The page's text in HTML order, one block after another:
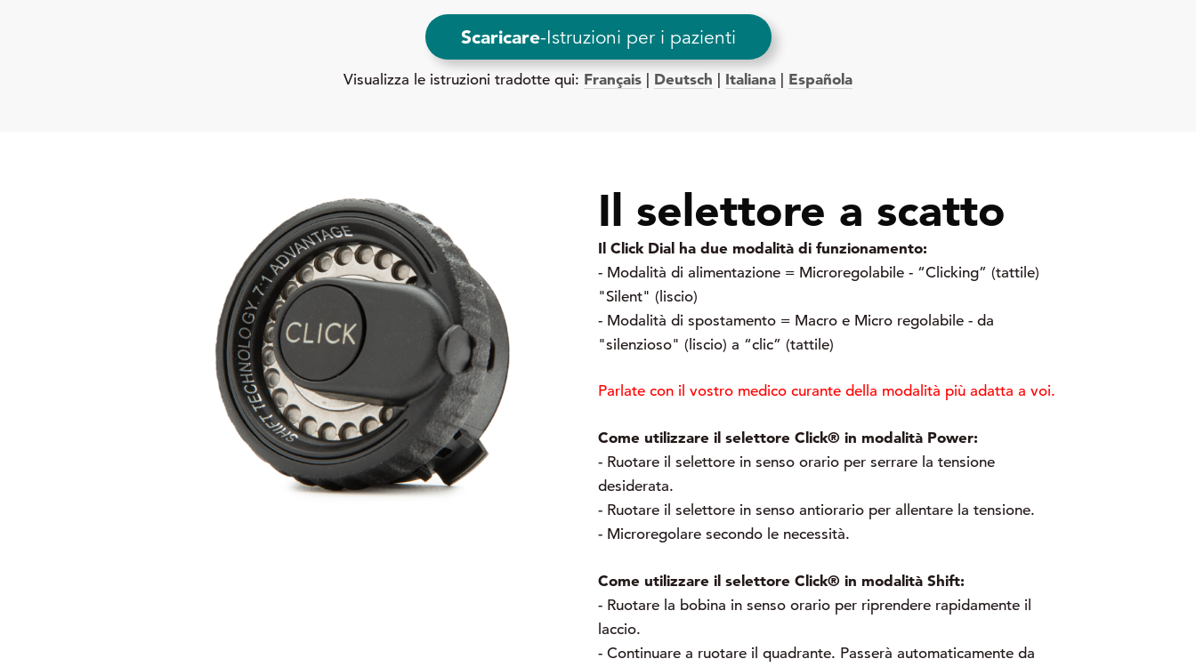
Scaricare-Istruzioni per i pazienti
Visualizza le istruzioni tradotte qui: Français Deutsch Italiana Española
Il selettore a scatto
Il Click Dial ha due modalità di funzionamento:
- Modalità di alimentazione = Microregolabile - “Clicking” (tattile)
"Silent" (liscio)
- Modalità di spostamento = Macro e Micro regolabile - da
"silenzioso" (liscio) a “clic” (tattile)
Parlate con il vostro medico curante della modalità più adatta a voi.
Come utilizzare il selettore Click® in modalità Power:
- Ruotare il selettore in senso orario per serrare la tensione
desiderata.
- Ruotare il selettore in senso antiorario per allentare la tensione.
- Microregolare secondo le necessità.
Come utilizzare il selettore Click® in modalità Shift:
- Ruotare la bobina in senso orario per riprendere rapidamente il
laccio.
- Continuare a ruotare il quadrante. Passerà automaticamente da